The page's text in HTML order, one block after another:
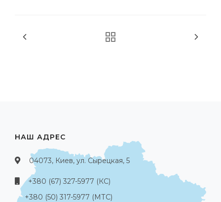
НАШ АДРЕС
04073, Киев, ул. Сырецкая, 5
+380 (67) 327-5977 (КС)
+380 (50) 317-5977 (МТС)